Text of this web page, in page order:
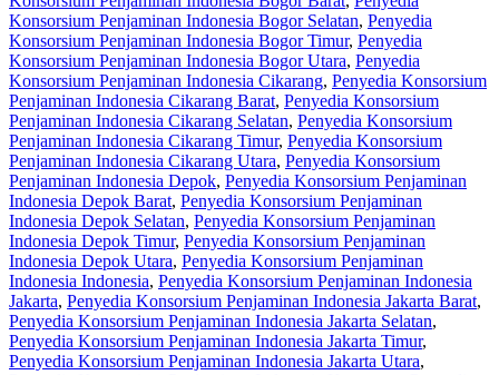
Konsorsium Penjaminan Indonesia Bogor Selatan, Penyedia
Konsorsium Penjaminan Indonesia Bogor Timur, Penyedia
Konsorsium Penjaminan Indonesia Bogor Utara, Penyedia
Konsorsium Penjaminan Indonesia Cikarang, Penyedia Konsorsium
Penjaminan Indonesia Cikarang Barat, Penyedia Konsorsium
Penjaminan Indonesia Cikarang Selatan, Penyedia Konsorsium
Penjaminan Indonesia Cikarang Timur, Penyedia Konsorsium
Penjaminan Indonesia Cikarang Utara, Penyedia Konsorsium
Penjaminan Indonesia Depok, Penyedia Konsorsium Penjaminan
Indonesia Depok Barat, Penyedia Konsorsium Penjaminan
Indonesia Depok Selatan, Penyedia Konsorsium Penjaminan
Indonesia Depok Timur, Penyedia Konsorsium Penjaminan
Indonesia Depok Utara, Penyedia Konsorsium Penjaminan
Indonesia Indonesia, Penyedia Konsorsium Penjaminan Indonesia
Jakarta, Penyedia Konsorsium Penjaminan Indonesia Jakarta Barat,
Penyedia Konsorsium Penjaminan Indonesia Jakarta Selatan,
Penyedia Konsorsium Penjaminan Indonesia Jakarta Timur,
Penyedia Konsorsium Penjaminan Indonesia Jakarta Utara,